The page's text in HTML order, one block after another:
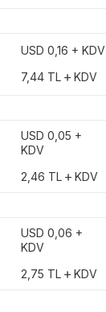
USD 0,16 + KDV
7,44TL KDV
USD 0,05 +
KDV
2,46 TL KDV
USD 0,06 +
KDV
2,75 TL KDV